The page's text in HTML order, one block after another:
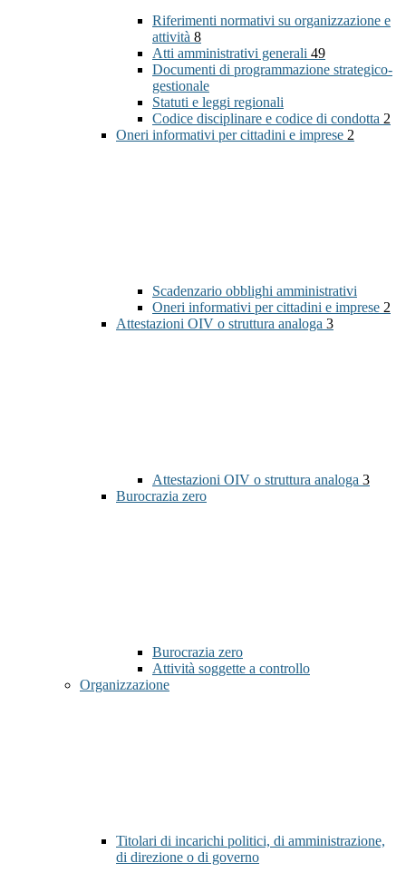
Riferimenti normativi su organizzazione e
attività 8
Atti amministrativi generali 49
Documenti di programmazione strategico-
gestionale
Statuti e leggi regionali
Codice disciplinare e codice di condotta 2
Oneri informativi per cittadini e imprese 2
Scadenzario obblighi amministrativi
Oneri informativi per cittadini e imprese 2
Attestazioni OIV o struttura analoga 3
Attestazioni OIV o struttura analoga 3
Burocrazia zero
Burocrazia zero
Attività soggette a controllo
Organizzazione
Titolari di incarichi politici, di amministrazione,
di direzione o di governo